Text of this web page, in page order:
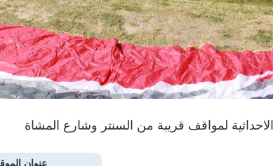
الاحداثية لمواقف قريبة من السنتر وشارع المشاة
عنوان